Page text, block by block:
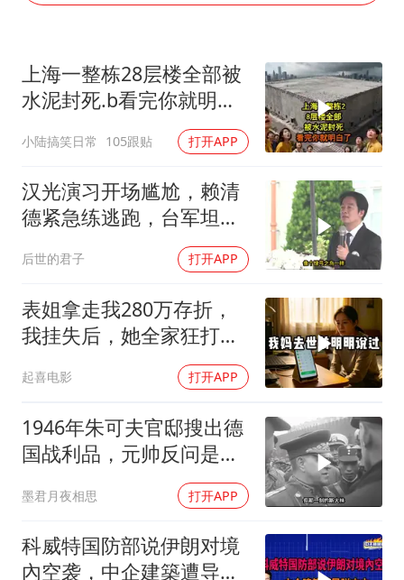
几元成本的AI广告导致千万市值蒸发
老挝国会主席赛宋蓬逝世
购飞机票7分钟后退票被扣2022元
乐享全民健身 共筑健康中国
上海一整栋28层楼全部被
水泥封死.b看完你就明白
小陆搞笑日常 105跟贴 打开APP
汉光演习开场尴尬，赖清
德紧急练逃跑，台军坦克
后世的君子 打开APP
表姐拿走我280万存折，
我挂失后，她全家狂打
起喜电影 打开APP
1946年朱可夫官邸搜出德
国战利品，元帅反问是否
墨君月夜相思 打开APP
科威特国防部说伊朗对境
內空袭，中企建築遭导弹